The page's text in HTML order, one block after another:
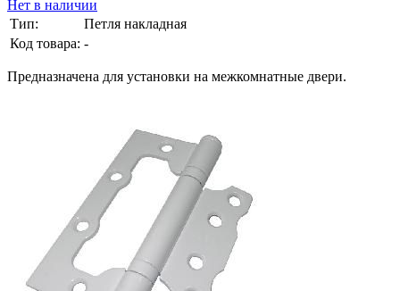
Нет в наличии
Тип:
Петля накладная
Код товара: -
Предназначена для установки на межкомнатные двери.